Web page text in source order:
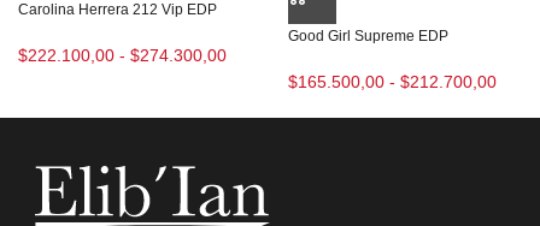
Carolina Herrera 212 Vip EDP
$222.100,00 - $274.300,00
Good Girl Supreme EDP
$165.500,00 - $212.700,00